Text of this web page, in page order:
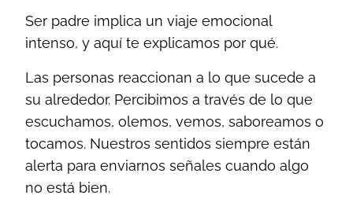
Ser padre implica un viaje emocional
intenso, y aquí te explicamos por qué.
Las personas reaccionan a lo que sucede a
su alrededor. Percibimos a través de lo que
escuchamos, olemos, vemos, saboreamos o
tocamos. Nuestros sentidos siempre están
alerta para enviarnos señales cuando algo
no está bien.